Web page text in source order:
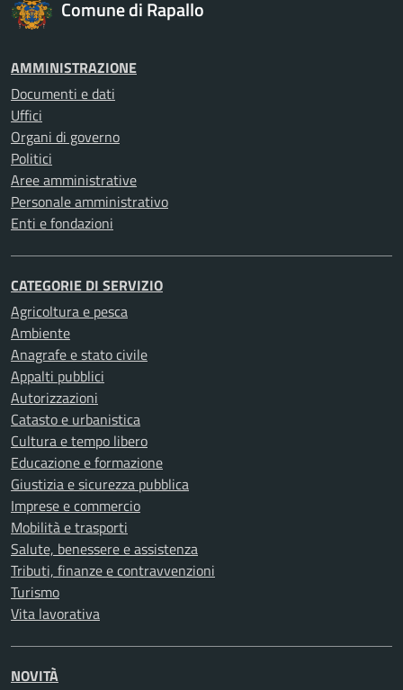
Comune di Rapallo
AMMINISTRAZIONE
Documenti e dati
Uffici
Organi di governo
Politici
Aree amministrative
Personale amministrativo
Enti e fondazioni
CATEGORIE DI SERVIZIO
Agricoltura e pesca
Ambiente
Anagrafe e stato civile
Appalti pubblici
Autorizzazioni
Catasto e urbanistica
Cultura e tempo libero
Educazione e formazione
Giustizia e sicurezza pubblica
Imprese e commercio
Mobilità e trasporti
Salute, benessere e assistenza
Tributi, finanze e contravvenzioni
Turismo
Vita lavorativa
NOVITÀ